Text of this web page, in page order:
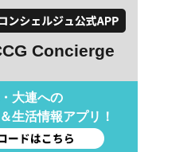
Concierge
・大連への
生活情報アプリ！